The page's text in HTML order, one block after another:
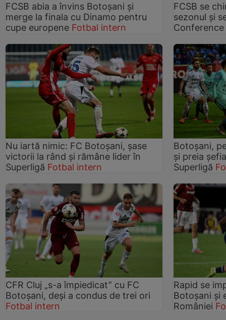
FCSB abia a învins Botoșani și
merge la finala cu Dinamo pentru
cupe europene Fotbal intern
FCSB se
sezonul și
Conference
Nu iartă nimic: FC Botoșani, șase
victorii la rând și rămâne lider în
Superligă Fotbal intern
Botoșani,
și preia
Superligă
CFR Cluj „s-a împiedicat” cu FC
Botoșani, deși a condus de trei ori
Fotbal intern
Rapid se
Botoșani și
României